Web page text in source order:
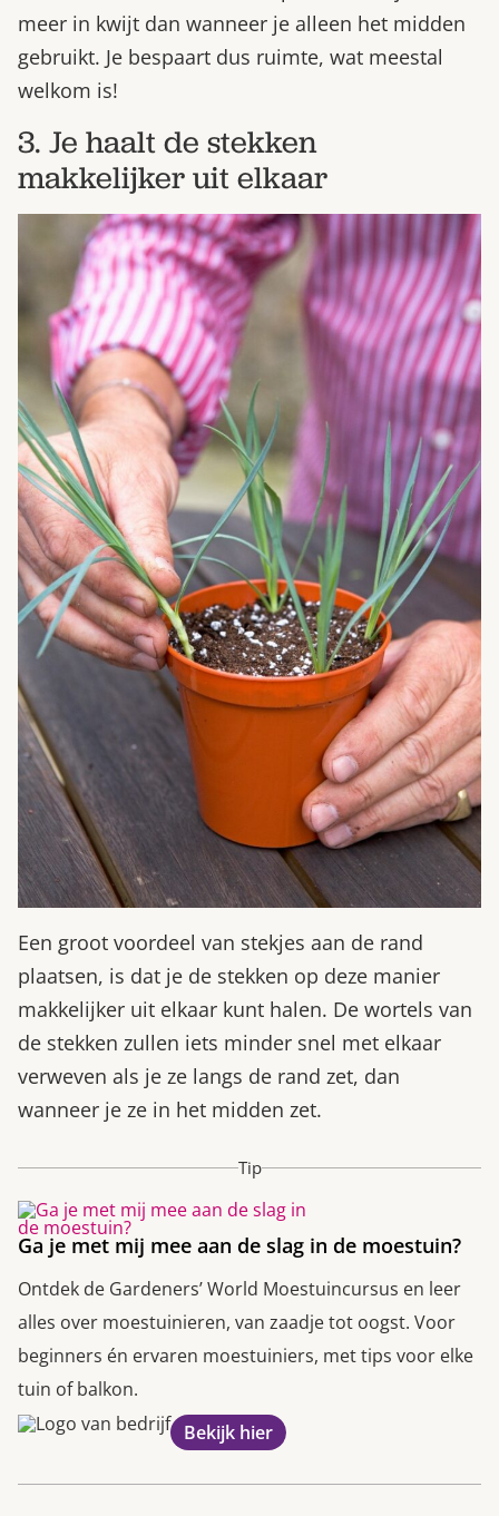
meer in kwijt dan wanneer je alleen het midden
gebruikt. Je bespaart dus ruimte, wat meestal
welkom is!
3. Je haalt de stekken
makkelijker uit elkaar
Een groot voordeel van stekjes aan de rand
plaatsen, is dat je de stekken op deze manier
makkelijker uit elkaar kunt halen. De wortels van
de stekken zullen iets minder snel met elkaar
verweven als je ze langs de rand zet, dan
wanneer je ze in het midden zet.
Tip
Ga je met mij mee aan de slag in de moestuin?
Ontdek de Gardeners’ World Moestuincursus en leer
alles over moestuinieren, van zaadje tot oogst. Voor
beginners én ervaren moestuiniers, met tips voor elke
tuin of balkon.
Bekijk hier